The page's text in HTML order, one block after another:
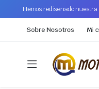
Hemos rediseñado
Sobre Nosotros Mi